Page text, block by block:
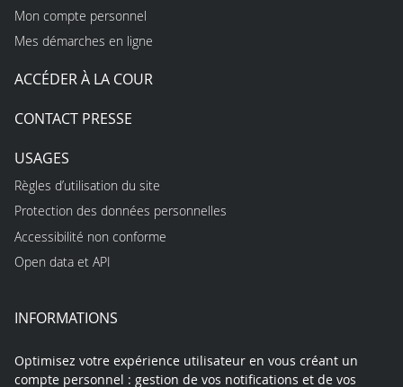
Mon compte personnel
Mes démarches en ligne
ACCÉDER À LA COUR
CONTACT PRESSE
USAGES
Règles d’utilisation du site
Protection des données personnelles
Accessibilité non conforme
Open data et API
INFORMATIONS
Optimisez votre expérience utilisateur en vous créant un
compte personnel : gestion de vos notifications et de vos